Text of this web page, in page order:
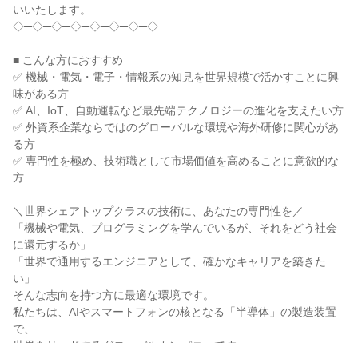
いいたします。
◇─◇─◇─◇─◇─◇─◇─◇
■ こんな方におすすめ
✅ 機械・電気・電子・情報系の知見を世界規模で活かすことに興
味がある方
✅ AI、IoT、自動運転など最先端テクノロジーの進化を支えたい方
✅ 外資系企業ならではのグローバルな環境や海外研修に関心があ
る方
✅ 専門性を極め、技術職として市場価値を高めることに意欲的な
方
＼世界シェアトップクラスの技術に、あなたの専門性を／
「機械や電気、プログラミングを学んでいるが、それをどう社会
に還元するか」
「世界で通用するエンジニアとして、確かなキャリアを築きた
い」
そんな志向を持つ方に最適な環境です。
私たちは、AIやスマートフォンの核となる「半導体」の製造装置
で、